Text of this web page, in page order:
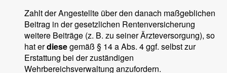
Zahlt der Angestellte über den danach maßgeblichen
Beitrag in der gesetzlichen Rentenversicherung
weitere Beiträge (z. B. zu seiner Ärzteversorgung), so
hat erdiesegemäß § 14 a Abs. 4 ggf. selbst zur
Erstattung bei der zuständigen
Wehrbereichsverwaltung anzufordern.